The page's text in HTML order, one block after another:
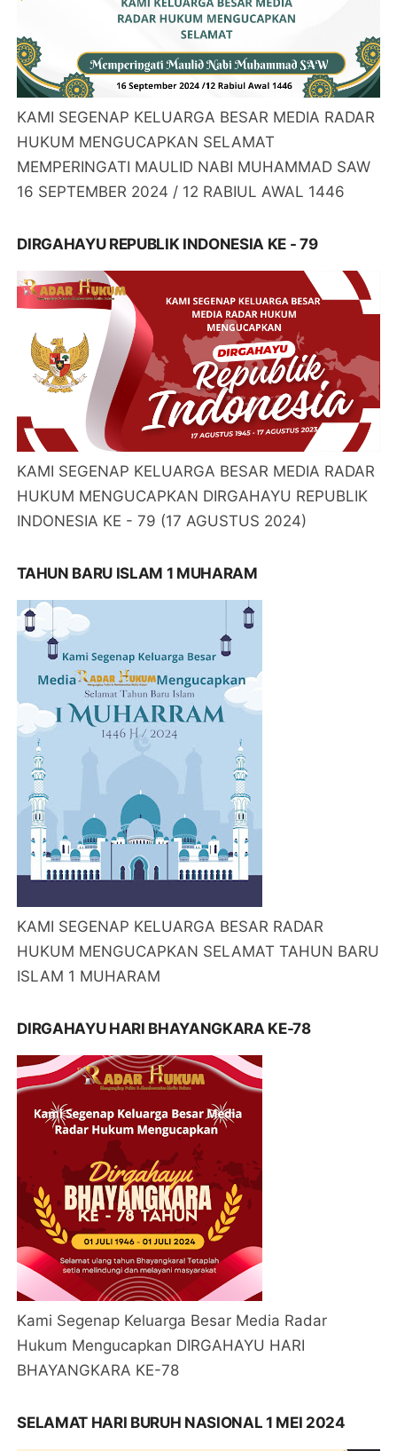
KAMI SEGENAP KELUARGA BESAR MEDIA RADAR
HUKUM MENGUCAPKAN SELAMAT
MEMPERINGATI MAULID NABI MUHAMMAD SAW
16 SEPTEMBER 2024 / 12 RABIUL AWAL 1446
DIRGAHAYU REPUBLIK INDONESIA KE - 79
KAMI SEGENAP KELUARGA BESAR MEDIA RADAR
HUKUM MENGUCAPKAN DIRGAHAYU REPUBLIK
INDONESIA KE - 79 (17 AGUSTUS 2024)
TAHUN BARU ISLAM 1 MUHARAM
KAMI SEGENAP KELUARGA BESAR RADAR
HUKUM MENGUCAPKAN SELAMAT TAHUN BARU
ISLAM 1 MUHARAM
DIRGAHAYU HARI BHAYANGKARA KE-78
Kami Segenap Keluarga Besar Media Radar
Hukum Mengucapkan DIRGAHAYU HARI
BHAYANGKARA KE-78
SELAMAT HARI BURUH NASIONAL 1 MEI 2024